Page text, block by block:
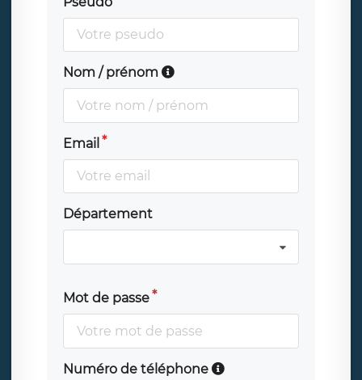
Nom / prénom
Email
Département
Mot de passe
Numéro de téléphone